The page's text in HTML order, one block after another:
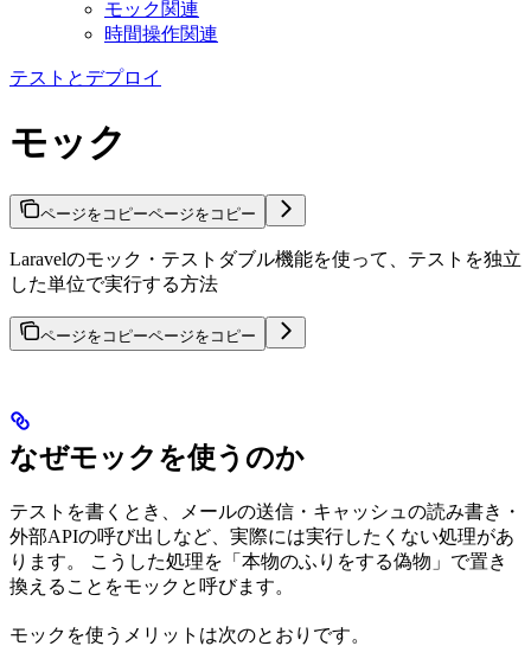
モック関連
時間操作関連
テストとデプロイ
モック
ページをコピーページをコピー
Laravelのモック・テストダブル機能を使って、テストを独立
した単位で実行する方法
ページをコピーページをコピー
なぜモックを使うのか
テストを書くとき、メールの送信・キャッシュの読み書き・
外部APIの呼び出しなど、実際には実行したくない処理があ
ります。 こうした処理を「本物のふりをする偽物」で置き
換えることをモックと呼びます。
モックを使うメリットは次のとおりです。